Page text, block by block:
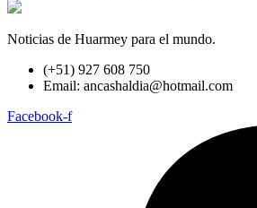
Noticias de Huarmey para el mundo.
(+51) 927 608 750
Email: ancashaldia@hotmail.com
Facebook-f